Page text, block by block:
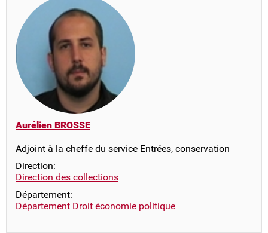
Aurélien BROSSE
Adjoint à la cheffe du service Entrées, conservation
Direction:
Direction des collections
Département:
Département Droit économie politique